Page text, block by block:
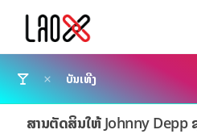
ບັນເທີງ
ສານຕັດສິນໃຫ້ Johnny Depp